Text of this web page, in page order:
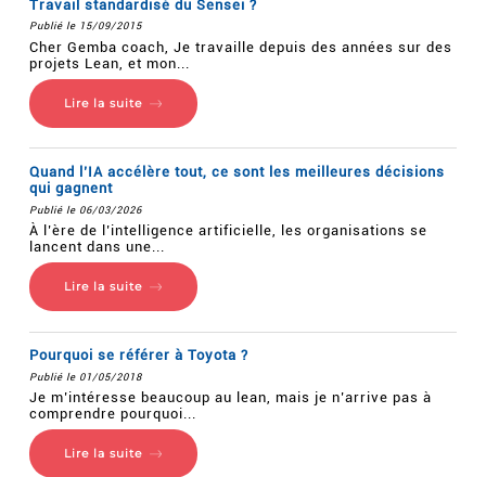
Travail standardisé du Sensei ?
Publié le 15/09/2015
Cher Gemba coach, Je travaille depuis des années sur des
projets Lean, et mon...
Lire la suite
Quand l’IA accélère tout, ce sont les meilleures décisions
qui gagnent
Publié le 06/03/2026
À l’ère de l’intelligence artificielle, les organisations se
lancent dans une...
Lire la suite
Pourquoi se référer à Toyota ?
Publié le 01/05/2018
Je m’intéresse beaucoup au lean, mais je n’arrive pas à
comprendre pourquoi...
Lire la suite